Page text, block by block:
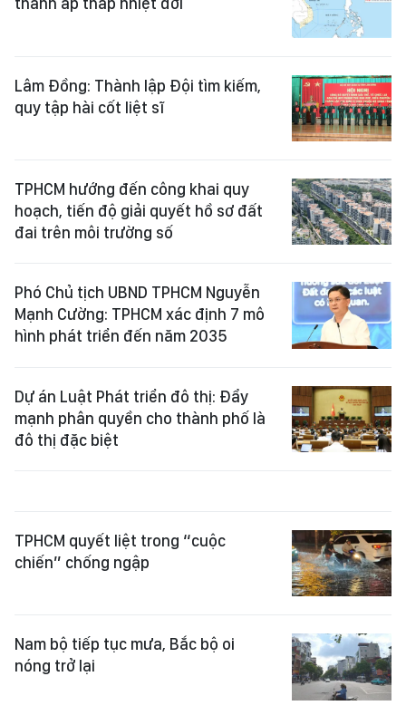
Lâm Đồng: Thành lập Đội tìm kiếm,
quy tập hài cốt liệt sĩ
TPHCM hướng đến công khai quy
hoạch, tiến độ giải quyết hồ sơ đất
đai trên môi trường số
Phó Chủ tịch UBND TPHCM Nguyễn
Mạnh Cường: TPHCM xác định 7 mô
hình phát triển đến năm 2035
Dự án Luật Phát triển đô thị: Đẩy
mạnh phân quyền cho thành phố là
đô thị đặc biệt
TPHCM quyết liệt trong “cuộc
chiến” chống ngập
Nam bộ tiếp tục mưa, Bắc bộ oi
nóng trở lại